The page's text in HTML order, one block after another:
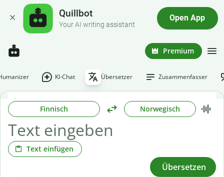
Quillbot
Your AI writing assistant
Open App
Premium
KI-Chat Übersetzer Zusammenfasser
Finnisch Norwegisch
Text einfügen
Übersetzen